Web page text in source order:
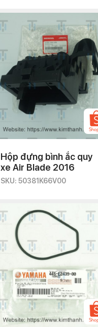
Hộp đựng bình ắc quy
xe Air Blade 2016
SKU: 50381K66V00